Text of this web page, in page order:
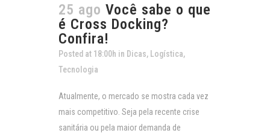
25 ago Você sabe o que
é Cross Docking?
Confira!
Posted at 18:00h in Dicas, Logística,
Tecnologia
Atualmente, o mercado se mostra cada vez
mais competitivo. Seja pela recente crise
sanitária ou pela maior demanda de